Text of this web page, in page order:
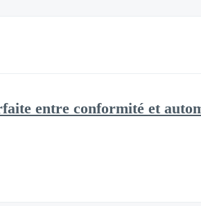
entre conformité et